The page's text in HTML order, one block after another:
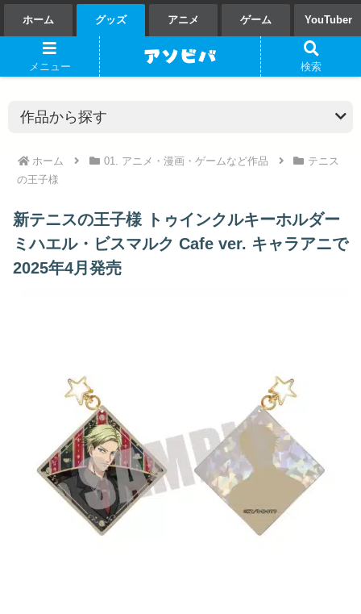
ホーム グッズ アニメ ゲーム YouTuber
ホーム 01. アニメ・漫画・ゲームなど作品
テニス
の王子様
新テニスの王子様 トゥインクルキーホルダー
ミハエル・ビスマルク Cafe ver. キャラアニで
2025年4月発売
メニュー 検索